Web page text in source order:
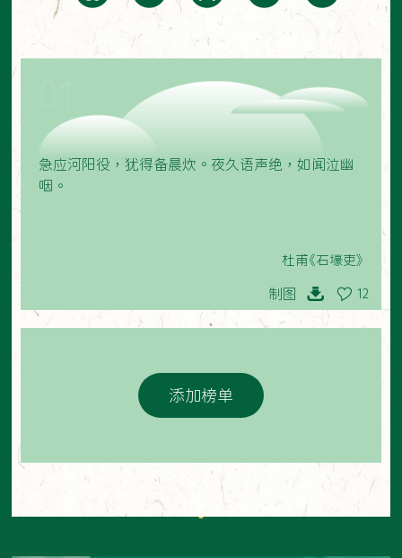
急应河阳役，犹得备晨炊。夜久语声绝，如闻泣幽
咽。
杜甫《石壕吏》
制图 12
添加榜单